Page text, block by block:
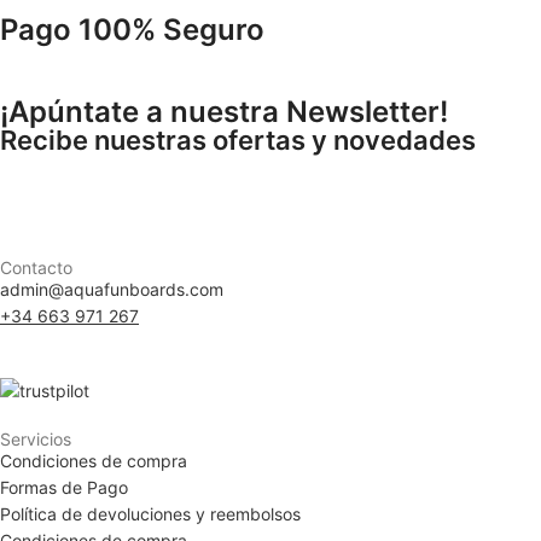
Pago 100% Seguro
¡Apúntate a nuestra Newsletter!
Recibe nuestras ofertas y novedades
Contacto
admin@aquafunboards.com
+34 663 971 267
Servicios
Condiciones de compra
Formas de Pago
Política de devoluciones y reembolsos